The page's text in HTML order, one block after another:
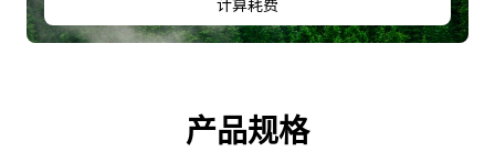
计算耗费
产品规格